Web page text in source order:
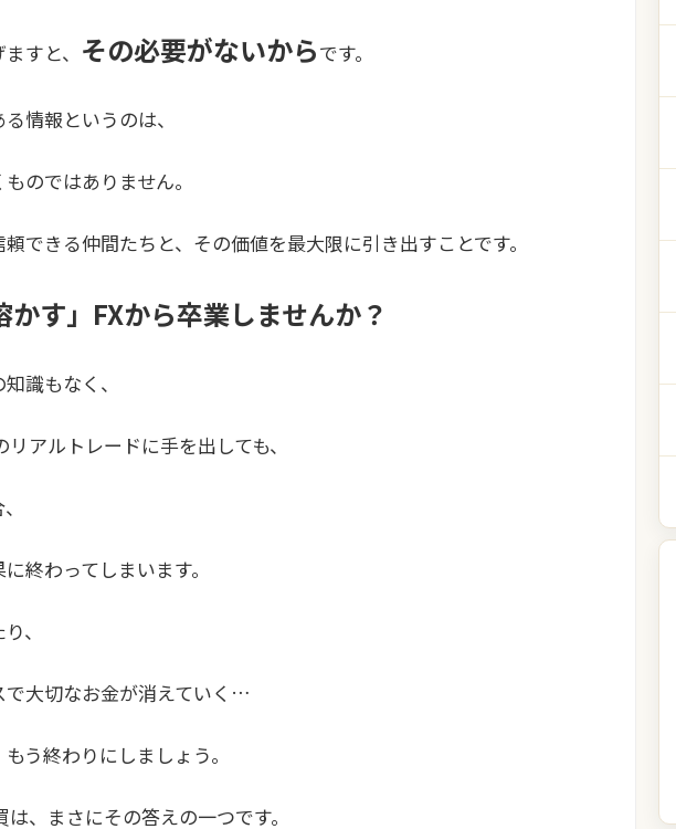
すと、 その必要がないからです。
情報というのは、
のではありません。
頼できる仲間たちと、その価値を最大限に引き出すことです。
かす」FXから卒業しませんか？
識もなく、
アルトレードに手を出しても、
終わってしまいます。
、
で大切なお金が消えていく…
う終わりにしましょう。
は、まさにその答えの一つです。